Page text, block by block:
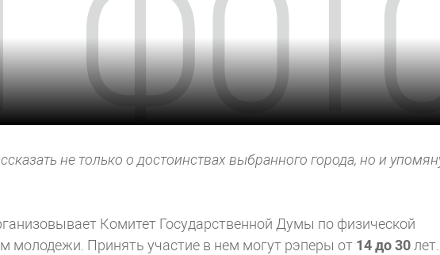
не только о достоинствах выбранного города, но и
Комитет Государственной Думы по физической
молодежи. Принять участие в нем могут рэперы от 14 до 30лет.